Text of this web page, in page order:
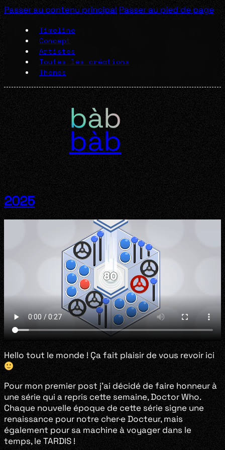
Passer au contenu principal Passer au pied de page
Timeline
Concept
Artistes
Toutes les créations
Thèmes
bàb
2025
Hello tout le monde ! Ça fait plaisir de vous revoir ici
Pour mon premier post j’ai décidé de faire honneur à
une série qui a repris cette semaine, Doctor Who.
Chaque nouvelle époque de cette série signe une
renaissance pour notre cher·e Docteur, mais
également pour sa machine à voyager dans le
temps, le TARDIS !